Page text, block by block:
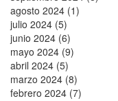
agosto 2024 (1)
julio 2024 (5)
junio 2024 (6)
mayo 2024 (9)
abril 2024 (5)
marzo 2024 (8)
febrero 2024 (7)